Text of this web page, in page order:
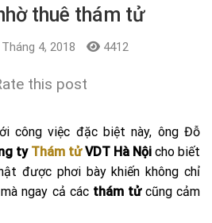
thuê thám tử
4, 2018 4412
this post
công việc đặc biệt này, ông Đỗ
ty Thám tửVDT Hà Nội cho biết
được phơi bày khiến không chỉ
ngay cả các thám tử cũng cảm